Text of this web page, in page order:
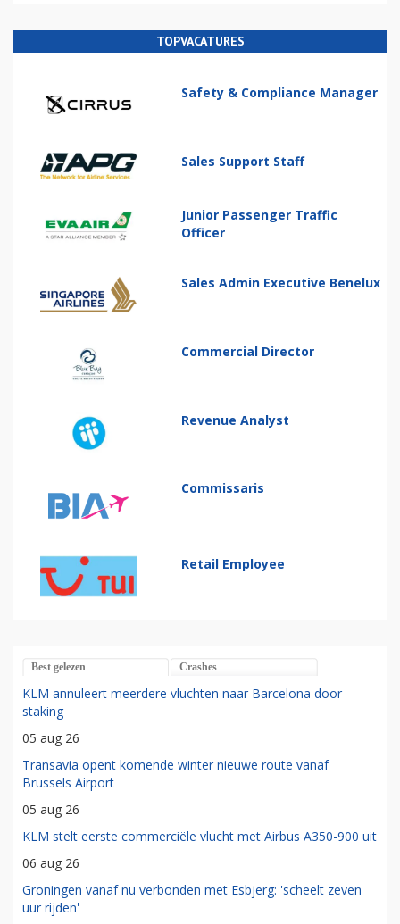
TOPVACATURES
Safety & Compliance Manager
Sales Support Staff
Junior Passenger Traffic
Officer
Sales Admin Executive Benelux
Commercial Director
Revenue Analyst
Commissaris
Retail Employee
Best gelezen Crashes
KLM annuleert meerdere vluchten naar Barcelona door
staking
05 aug 26
Transavia opent komende winter nieuwe route vanaf
Brussels Airport
05 aug 26
KLM stelt eerste commerciële vlucht met Airbus A350-900 uit
06 aug 26
Groningen vanaf nu verbonden met Esbjerg: 'scheelt zeven
uur rijden'